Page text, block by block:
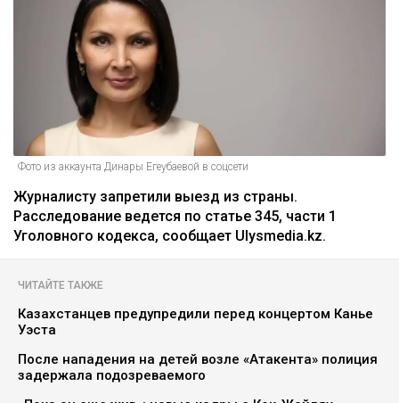
Фото из аккаунта Динары Егеубаевой в соцсети
Журналисту запретили выезд из страны.
Расследование ведется по статье 345, части 1
Уголовного кодекса, сообщает Ulysmedia.kz.
ЧИТАЙТЕ ТАКЖЕ
Казахстанцев предупредили перед концертом Канье
Уэста
После нападения на детей возле «Атакента» полиция
задержала подозреваемого